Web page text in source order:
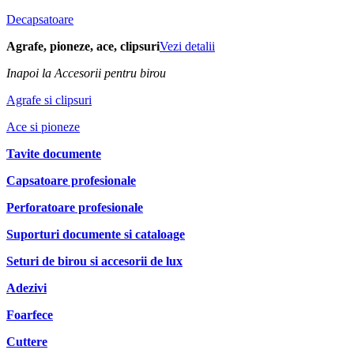
Decapsatoare
Agrafe, pioneze, ace, clipsuriVezi detalii
Inapoi la Accesorii pentru birou
Agrafe si clipsuri
Ace si pioneze
Tavite documente
Capsatoare profesionale
Perforatoare profesionale
Suporturi documente si cataloage
Seturi de birou si accesorii de lux
Adezivi
Foarfece
Cuttere